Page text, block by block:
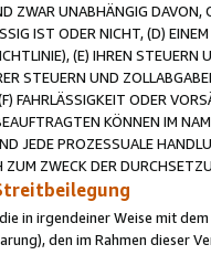
ZWAR UNABHÄNGIG
IST ODER NICHT, (D)
(E) IHREN
STEUERN UND
FAHRLÄSSIGKEIT ODER
KÖNNEN IM
JEDE PROZESSUALE
ZUM ZWECK DER
in irgendeiner Weise mit
den im Rahmen dieser